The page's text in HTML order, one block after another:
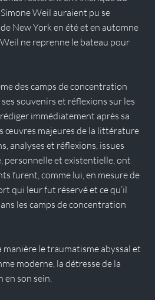
Weil auraient pu se
New York en été et en automne
ne reprenne le bateau pour
des camps de concentration
souvenirs et réflexions sur les
immédiatement après sa
œuvres majeures de la littérature
analyses et réflexions, issues
personnelle et existentielle, ont
furent, comme lui, en mesure de
qui leur fut réservé et ce qu’il
les camps de concentration
manière le traumatisme abyssal et
moderne, la détresse de la
en son sein.